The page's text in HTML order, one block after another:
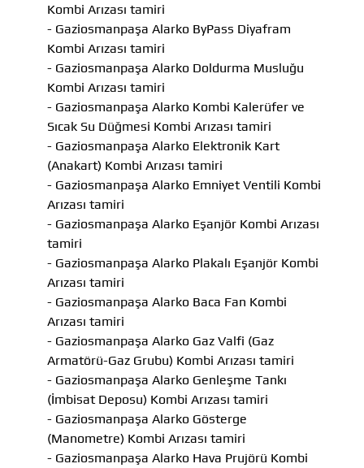
Kombi Arızası tamiri
- Gaziosmanpaşa Alarko ByPass Diyafram
Kombi Arızası tamiri
- Gaziosmanpaşa Alarko Doldurma Musluğu
Kombi Arızası tamiri
- Gaziosmanpaşa Alarko Kombi Kalerüfer ve
Sıcak Su Düğmesi Kombi Arızası tamiri
- Gaziosmanpaşa Alarko Elektronik Kart
(Anakart) Kombi Arızası tamiri
- Gaziosmanpaşa Alarko Emniyet Ventili Kombi
Arızası tamiri
- Gaziosmanpaşa Alarko Eşanjör Kombi Arızası
tamiri
- Gaziosmanpaşa Alarko Plakalı Eşanjör Kombi
Arızası tamiri
- Gaziosmanpaşa Alarko Baca Fan Kombi
Arızası tamiri
- Gaziosmanpaşa Alarko Gaz Valfi (Gaz
Armatörü-Gaz Grubu) Kombi Arızası tamiri
- Gaziosmanpaşa Alarko Genleşme Tankı
(İmbisat Deposu) Kombi Arızası tamiri
- Gaziosmanpaşa Alarko Gösterge
(Manometre) Kombi Arızası tamiri
- Gaziosmanpaşa Alarko Hava Prujörü Kombi